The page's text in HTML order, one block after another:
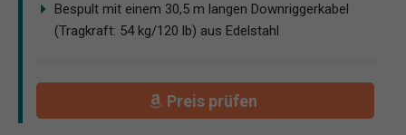
Bespult mit einem 30,5 m langen Downriggerkabel
(Tragkraft: 54 kg/120 lb) aus Edelstahl
Preis prüfen